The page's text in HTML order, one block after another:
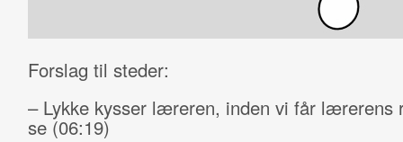
Forslag til steder:
– Lykke kysser læreren, inden vi får lærerens
se (06:19)